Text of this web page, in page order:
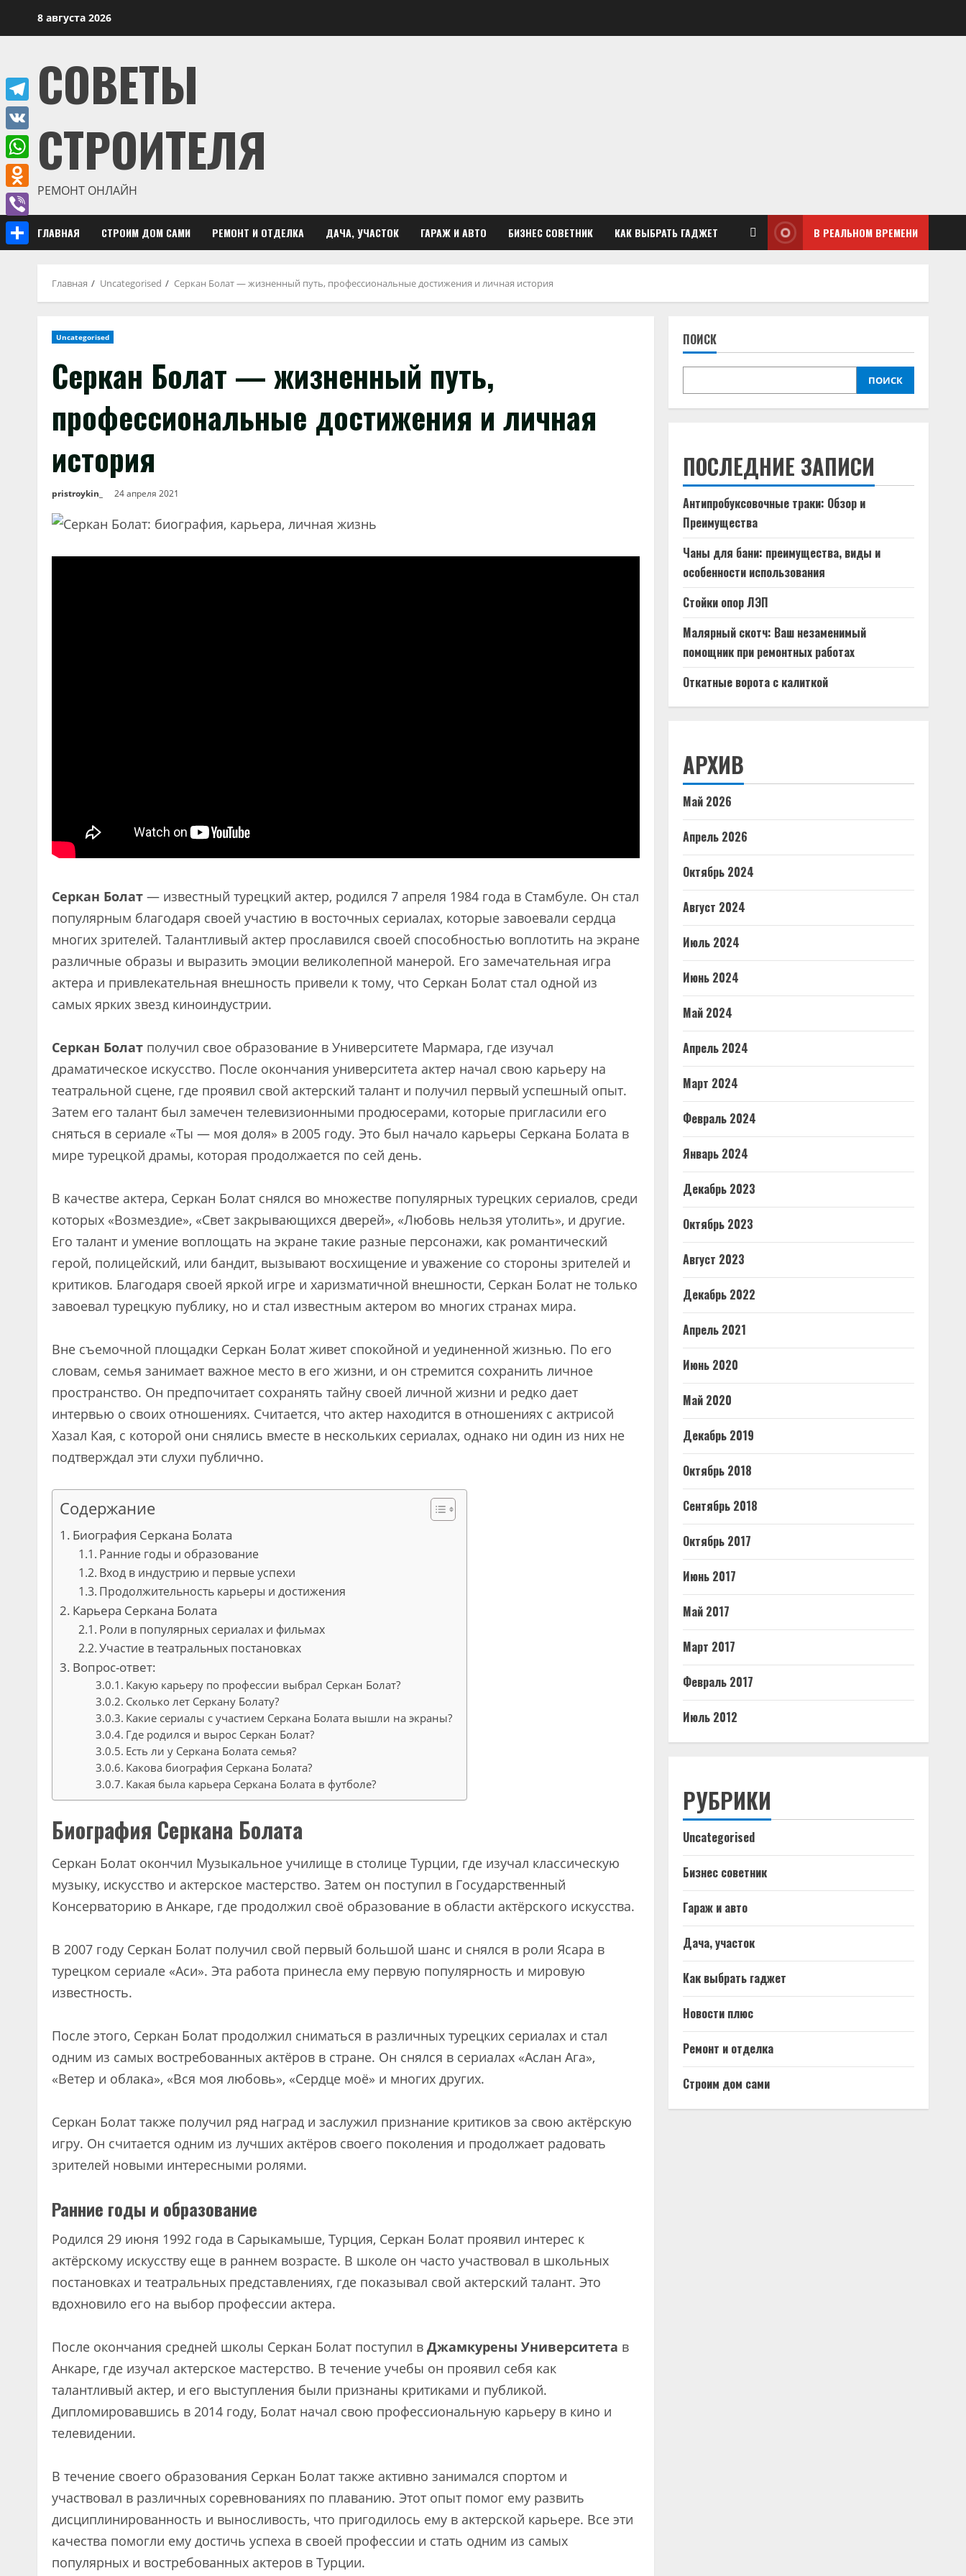
8 августа 2026
СОВЕТЫ
СТРОИТЕЛЯ
РЕМОНТ ОНЛАЙН
ГЛАВНАЯ СТРОИМ ДОМ САМИ РЕМОНТ И ОТДЕЛКА ДАЧА, УЧАСТОК ГАРАЖ И АВТО БИЗНЕС СОВЕТНИК КАК ВЫБРАТЬ ГАДЖЕТ В РЕАЛЬНОМ ВРЕМЕНИ
Главная Uncategorised Серкан Болат — жизненный путь, профессиональные достижения и личная история
Uncategorised
Серкан Болат — жизненный путь,
профессиональные достижения и личная
история
pristroykin_ 24 апреля 2021
Серкан Болат — известный турецкий актер, родился 7 апреля 1984 года в Стамбуле. Он стал
популярным благодаря своей участию в восточных сериалах, которые завоевали сердца
многих зрителей. Талантливый актер прославился своей способностью воплотить на экране
различные образы и выразить эмоции великолепной манерой. Его замечательная игра
актера и привлекательная внешность привели к тому, что Серкан Болат стал одной из
самых ярких звезд киноиндустрии.
Серкан Болат получил свое образование в Университете Мармара, где изучал
драматическое искусство. После окончания университета актер начал свою карьеру на
театральной сцене, где проявил свой актерский талант и получил первый успешный опыт.
Затем его талант был замечен телевизионными продюсерами, которые пригласили его
сняться в сериале «Ты — моя доля» в 2005 году. Это был начало карьеры Серкана Болата в
мире турецкой драмы, которая продолжается по сей день.
В качестве актера, Серкан Болат снялся во множестве популярных турецких сериалов, среди
которых «Возмездие», «Свет закрывающихся дверей», «Любовь нельзя утолить», и другие.
Его талант и умение воплощать на экране такие разные персонажи, как романтический
герой, полицейский, или бандит, вызывают восхищение и уважение со стороны зрителей и
критиков. Благодаря своей яркой игре и харизматичной внешности, Серкан Болат не только
завоевал турецкую публику, но и стал известным актером во многих странах мира.
Вне съемочной площадки Серкан Болат живет спокойной и уединенной жизнью. По его
словам, семья занимает важное место в его жизни, и он стремится сохранить личное
пространство. Он предпочитает сохранять тайну своей личной жизни и редко дает
интервью о своих отношениях. Считается, что актер находится в отношениях с актрисой
Хазал Кая, с которой они снялись вместе в нескольких сериалах, однако ни один из них не
подтверждал эти слухи публично.
Содержание
Биография Серкана Болата
Ранние годы и образование
Вход в индустрию и первые успехи
Продолжительность карьеры и достижения
Карьера Серкана Болата
Роли в популярных сериалах и фильмах
Участие в театральных постановках
Вопрос-ответ:
Какую карьеру по профессии выбрал Серкан Болат?
Сколько лет Серкану Болату?
Какие сериалы с участием Серкана Болата вышли на экраны?
Где родился и вырос Серкан Болат?
Есть ли у Серкана Болата семья?
Какова биография Серкана Болата?
Какая была карьера Серкана Болата в футболе?
Биография Серкана Болата
Серкан Болат окончил Музыкальное училище в столице Турции, где изучал классическую
музыку, искусство и актерское мастерство. Затем он поступил в Государственный
Консерваторию в Анкаре, где продолжил своё образование в области актёрского искусства.
В 2007 году Серкан Болат получил свой первый большой шанс и снялся в роли Ясара в
турецком сериале «Аси». Эта работа принесла ему первую популярность и мировую
известность.
После этого, Серкан Болат продолжил сниматься в различных турецких сериалах и стал
одним из самых востребованных актёров в стране. Он снялся в сериалах «Аслан Ага»,
«Ветер и облака», «Вся моя любовь», «Сердце моё» и многих других.
Серкан Болат также получил ряд наград и заслужил признание критиков за свою актёрскую
игру. Он считается одним из лучших актёров своего поколения и продолжает радовать
зрителей новыми интересными ролями.
Ранние годы и образование
Родился 29 июня 1992 года в Сарыкамыше, Турция, Серкан Болат проявил интерес к
актёрскому искусству еще в раннем возрасте. В школе он часто участвовал в школьных
постановках и театральных представлениях, где показывал свой актерский талант. Это
вдохновило его на выбор профессии актера.
После окончания средней школы Серкан Болат поступил в Джамкурены Университета в
Анкаре, где изучал актерское мастерство. В течение учебы он проявил себя как
талантливый актер, и его выступления были признаны критиками и публикой.
Дипломировавшись в 2014 году, Болат начал свою профессиональную карьеру в кино и
телевидении.
В течение своего образования Серкан Болат также активно занимался спортом и
участвовал в различных соревнованиях по плаванию. Этот опыт помог ему развить
дисциплинированность и выносливость, что пригодилось ему в актерской карьере. Все эти
качества помогли ему достичь успеха в своей профессии и стать одним из самых
популярных и востребованных актеров в Турции.
ПОИСК
ПОИСК
ПОСЛЕДНИЕ ЗАПИСИ
Антипробуксовочные траки: Обзор и
Преимущества
Чаны для бани: преимущества, виды и
особенности использования
Стойки опор ЛЭП
Малярный скотч: Ваш незаменимый
помощник при ремонтных работах
Откатные ворота с калиткой
АРХИВ
Май 2026
Апрель 2026
Октябрь 2024
Август 2024
Июль 2024
Июнь 2024
Май 2024
Апрель 2024
Март 2024
Февраль 2024
Январь 2024
Декабрь 2023
Октябрь 2023
Август 2023
Декабрь 2022
Апрель 2021
Июнь 2020
Май 2020
Декабрь 2019
Октябрь 2018
Сентябрь 2018
Октябрь 2017
Июнь 2017
Май 2017
Март 2017
Февраль 2017
Июль 2012
РУБРИКИ
Uncategorised
Бизнес советник
Гараж и авто
Дача, участок
Как выбрать гаджет
Новости плюс
Ремонт и отделка
Строим дом сами
Telegram
VK
WhatsApp
Odnoklassniki
Viber